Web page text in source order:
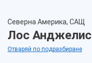
Северна Америка, САЩ
Лос Анджелис
Отваряй по подразбиране